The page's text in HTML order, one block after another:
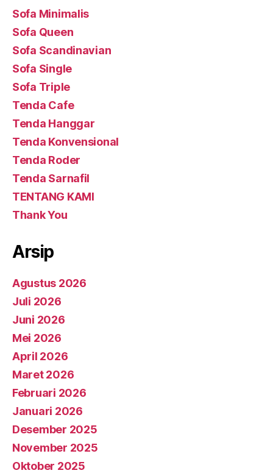
Sofa Minimalis
Sofa Queen
Sofa Scandinavian
Sofa Single
Sofa Triple
Tenda Cafe
Tenda Hanggar
Tenda Konvensional
Tenda Roder
Tenda Sarnafil
TENTANG KAMI
Thank You
Arsip
Agustus 2026
Juli 2026
Juni 2026
Mei 2026
April 2026
Maret 2026
Februari 2026
Januari 2026
Desember 2025
November 2025
Oktober 2025